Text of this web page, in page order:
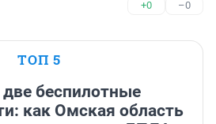
+0 –0
ТОП 5
беспилотные
как Омская область